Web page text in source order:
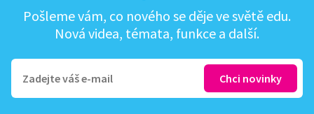
Pošleme vám, co nového se děje ve světě edu.
Nová videa, témata, funkce a další.